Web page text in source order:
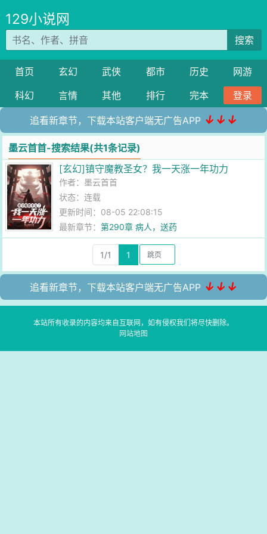
129小说网
搜索
首页 玄幻 武侠 都市 历史
网游
科幻
言情 其他 排行 完本 登录
追看新章节，下载本站客户端无广告APP ↓↓↓
墨云首首-搜索结果(共1条记录)
[玄幻]镇守魔教圣女？我一天涨一年功力
作者： 墨云首首
状态：连载
更新时间：08-05 22:08:15
最新章节：第290章 病人，送药
1/1 1
追看新章节，下载本站客户端无广告APP ↓↓↓
本站所有收录的内容均来自互联网，如有侵权我们将尽快删除。
网站地图